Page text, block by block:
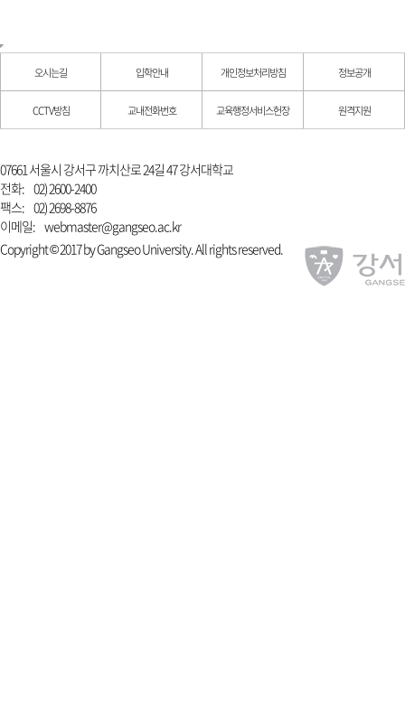
오시는길 입학안내 개인정보처리방침 정보공개
CCTV방침 교내전화번호 교육행정서비스헌장 원격지원
07661 서울시 강서구 까치산로 24길 47 강서대학교
전화: 02) 2600-2400
팩스: 02) 2698-8876
이메일: webmaster@gangseo.ac.kr
Copyright © 2017 by Gangseo University. All rights reserved.